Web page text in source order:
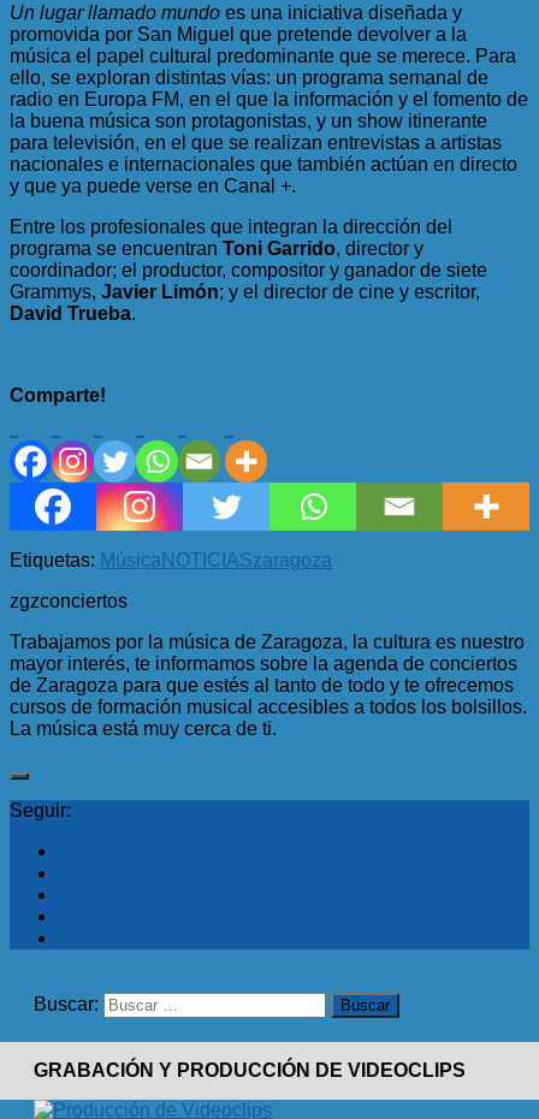
Un lugar llamado mundo es una iniciativa diseñada y
promovida por San Miguel que pretende devolver a la
música el papel cultural predominante que se merece. Para
ello, se exploran distintas vías: un programa semanal de
radio en Europa FM, en el que la información y el fomento de
la buena música son protagonistas, y un show itinerante
para televisión, en el que se realizan entrevistas a artistas
nacionales e internacionales que también actúan en directo
y que ya puede verse en Canal +.
Entre los profesionales que integran la dirección del
programa se encuentran Toni Garrido, director y
coordinador; el productor, compositor y ganador de siete
Grammys, Javier Limón; y el director de cine y escritor,
David Trueba.
Comparte!
Etiquetas: Música NOTICIASzaragoza
zgzconciertos
Trabajamos por la música de Zaragoza, la cultura es nuestro
mayor interés, te informamos sobre la agenda de conciertos
de Zaragoza para que estés al tanto de todo y te ofrecemos
cursos de formación musical accesibles a todos los bolsillos.
La música está muy cerca de ti.
Seguir:
Buscar:
GRABACIÓN Y PRODUCCIÓN DE VIDEOCLIPS